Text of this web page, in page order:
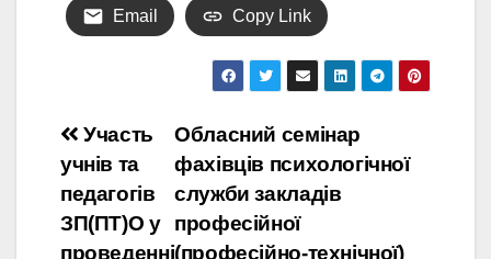
Email Copy Link
Обласний семінар
фахівців психологічної
служби закладів
професійної
(професійно-технічної)
Участь
учнів та
педагогів
ЗП(ПТ)О у
проведенні